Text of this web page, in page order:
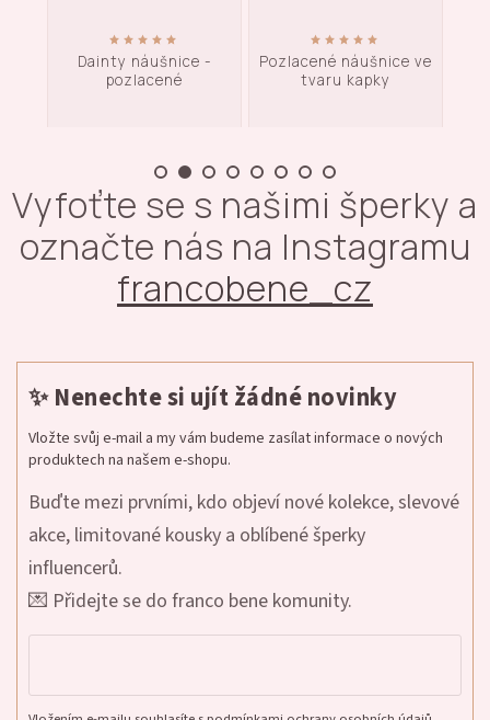
Dainty náušnice -
pozlacené
Pozlacené náušnice ve
tvaru kapky
Vyfoťte se s našimi šperky a
označte nás na Instagramu
francobene_cz
✨ Nenechte si ujít žádné novinky
Vložte svůj e-mail a my vám budeme zasílat informace o nových
produktech na našem e-shopu.
Buďte mezi prvními, kdo objeví nové kolekce, slevové
akce, limitované kousky a oblíbené šperky
influencerů.
💌 Přidejte se do franco bene komunity.